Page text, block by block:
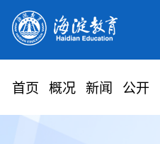
首页 概况 新闻 公开